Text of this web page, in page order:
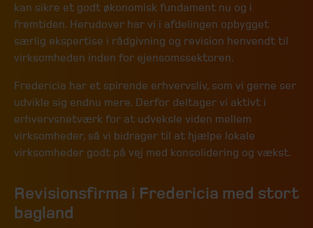
kan sikre et godt økonomisk fundament nu og i
fremtiden. Herudover har vi i afdelingen opbygget
særlig ekspertise i rådgivning og revision henvendt til
virksomheden inden for ejensomssektoren.
Fredericia har et spirende erhvervsliv, som vi gerne ser
udvikle sig endnu mere. Derfor deltager vi aktivt i
erhvervsnetværk for at udveksle viden mellem
virksomheder, så vi bidrager til at hjælpe lokale
virksomheder godt på vej med konsolidering og vækst.
Revisionsfirma i Fredericia med stort
bagland